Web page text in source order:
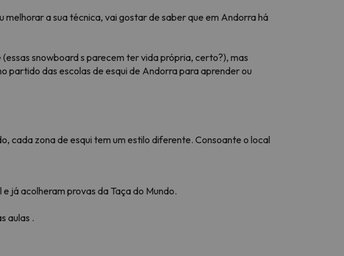
de volta.
melhorar a sua técnica, vai gostar de saber que em Andorra há
snowboard s parecem ter vida própria, certo?), mas
partido das escolas de esqui de Andorra para aprender ou
cada zona de esqui tem um estilo diferente. Consoante o local
já acolheram provas da Taça do Mundo.
aulas .